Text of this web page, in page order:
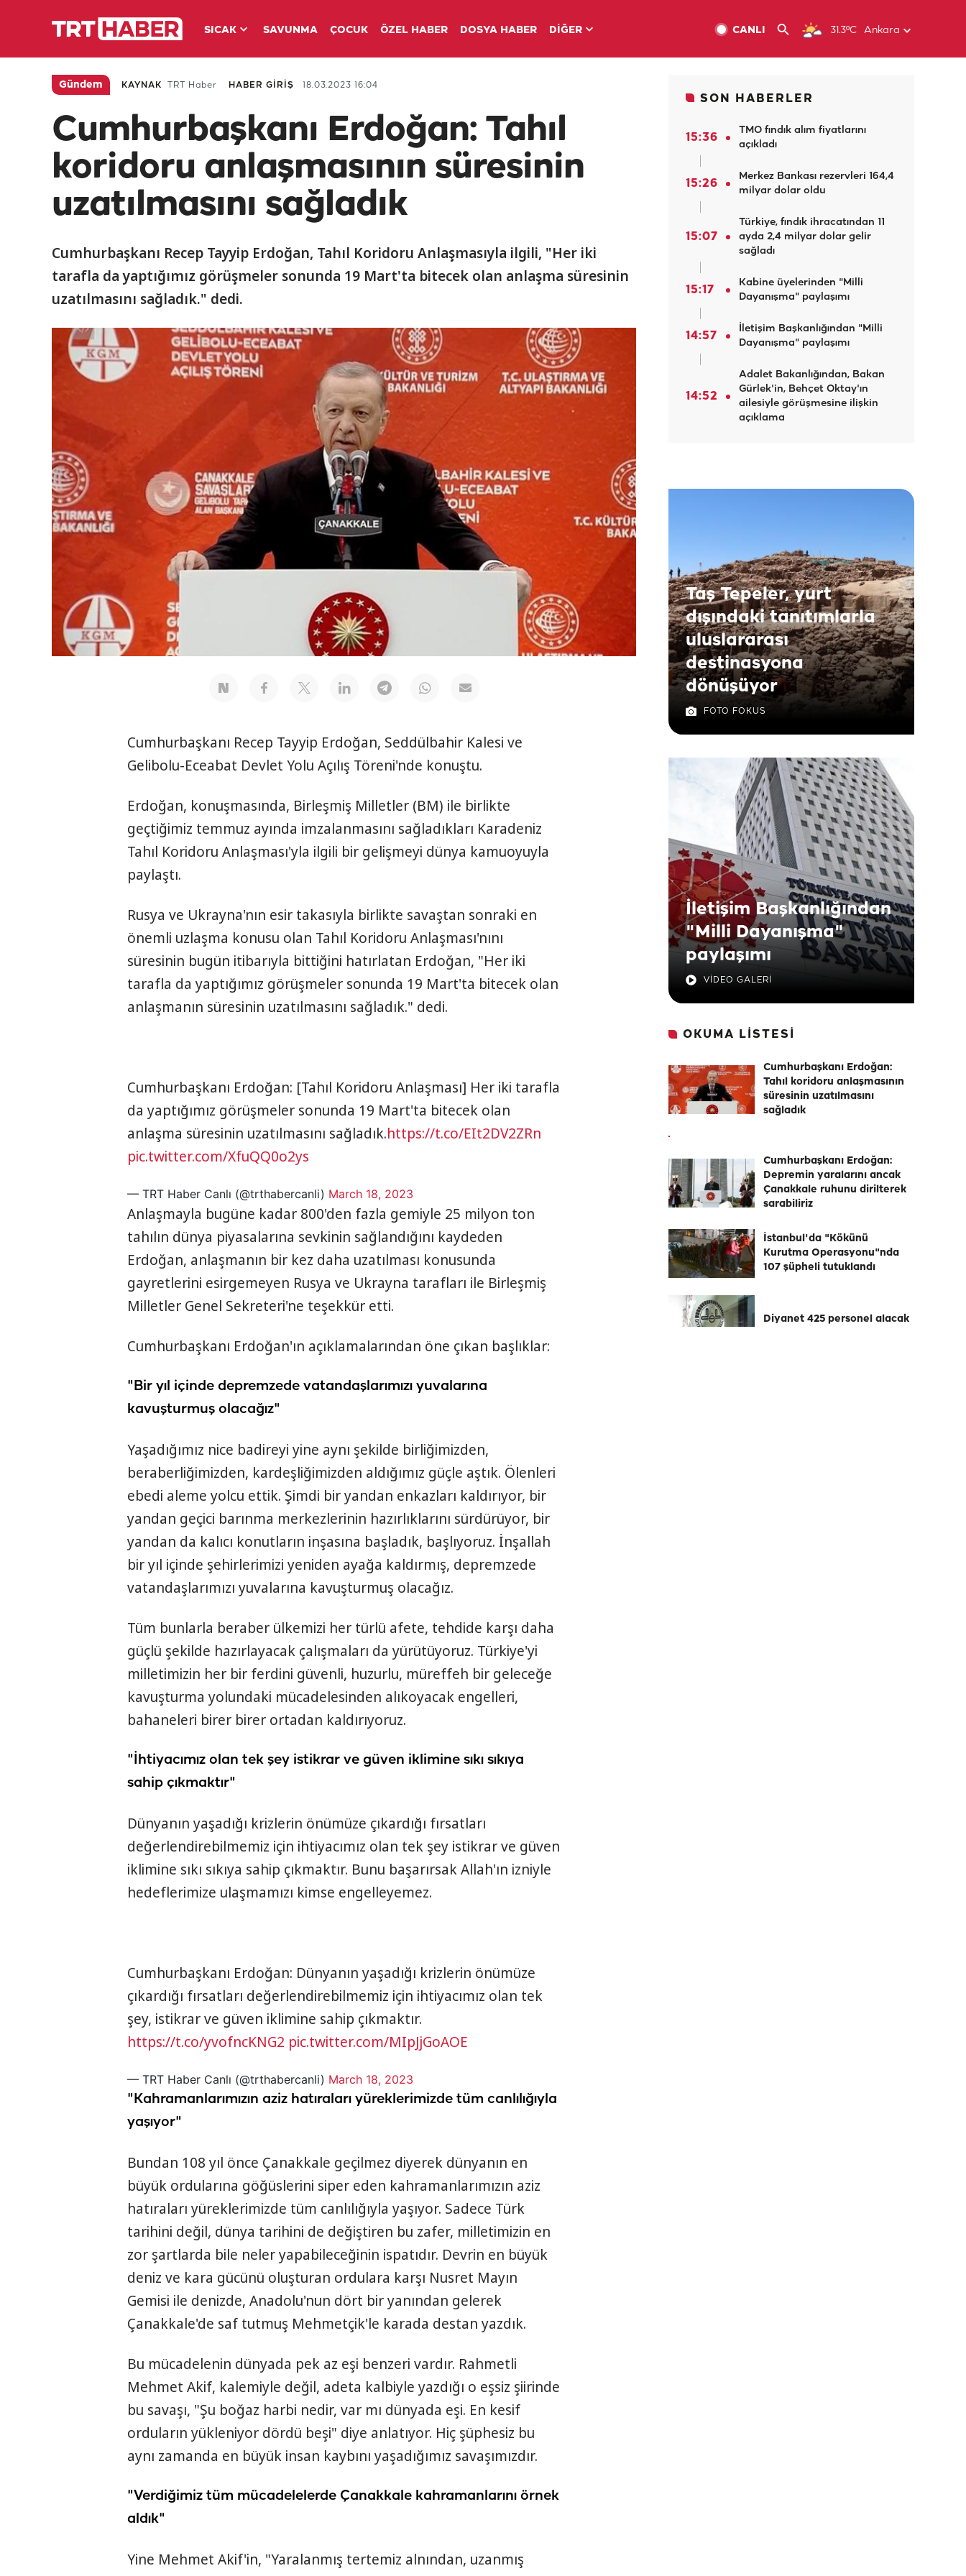
SICAK SAVUNMA ÇOCUK ÖZEL HABER DOSYA HABER DİĞER 31.3ºC Ankara
CANLI
Gündem KAYNAK TRT Haber HABER GİRİŞ 18.03.2023 16:04
Cumhurbaşkanı Erdoğan: Tahıl
koridoru anlaşmasının süresinin
uzatılmasını sağladık
Cumhurbaşkanı Recep Tayyip Erdoğan, Tahıl Koridoru Anlaşmasıyla ilgili, "Her iki
tarafla da yaptığımız görüşmeler sonunda 19 Mart'ta bitecek olan anlaşma süresinin
uzatılmasını sağladık." dedi.
Cumhurbaşkanı Recep Tayyip Erdoğan, Seddülbahir Kalesi ve
Gelibolu-Eceabat Devlet Yolu Açılış Töreni'nde konuştu.
Erdoğan, konuşmasında, Birleşmiş Milletler (BM) ile birlikte
geçtiğimiz temmuz ayında imzalanmasını sağladıkları Karadeniz
Tahıl Koridoru Anlaşması'yla ilgili bir gelişmeyi dünya kamuoyuyla
paylaştı.
Rusya ve Ukrayna'nın esir takasıyla birlikte savaştan sonraki en
önemli uzlaşma konusu olan Tahıl Koridoru Anlaşması'nını
süresinin bugün itibarıyla bittiğini hatırlatan Erdoğan, "Her iki
tarafla da yaptığımız görüşmeler sonunda 19 Mart'ta bitecek olan
anlaşmanın süresinin uzatılmasını sağladık." dedi.
Cumhurbaşkanı Erdoğan: [Tahıl Koridoru Anlaşması] Her iki tarafla
da yaptığımız görüşmeler sonunda 19 Mart'ta bitecek olan
anlaşma süresinin uzatılmasını sağladık.https://t.co/EIt2DV2ZRn
pic.twitter.com/XfuQQ0o2ys
— TRT Haber Canlı (@trthabercanli) March 18, 2023
Anlaşmayla bugüne kadar 800'den fazla gemiyle 25 milyon ton
tahılın dünya piyasalarına sevkinin sağlandığını kaydeden
Erdoğan, anlaşmanın bir kez daha uzatılması konusunda
gayretlerini esirgemeyen Rusya ve Ukrayna tarafları ile Birleşmiş
Milletler Genel Sekreteri'ne teşekkür etti.
Cumhurbaşkanı Erdoğan'ın açıklamalarından öne çıkan başlıklar:
"Bir yıl içinde depremzede vatandaşlarımızı yuvalarına
kavuşturmuş olacağız"
Yaşadığımız nice badireyi yine aynı şekilde birliğimizden,
beraberliğimizden, kardeşliğimizden aldığımız güçle aştık. Ölenleri
ebedi aleme yolcu ettik. Şimdi bir yandan enkazları kaldırıyor, bir
yandan geçici barınma merkezlerinin hazırlıklarını sürdürüyor, bir
yandan da kalıcı konutların inşasına başladık, başlıyoruz. İnşallah
bir yıl içinde şehirlerimizi yeniden ayağa kaldırmış, depremzede
vatandaşlarımızı yuvalarına kavuşturmuş olacağız.
Tüm bunlarla beraber ülkemizi her türlü afete, tehdide karşı daha
güçlü şekilde hazırlayacak çalışmaları da yürütüyoruz. Türkiye'yi
milletimizin her bir ferdini güvenli, huzurlu, müreffeh bir geleceğe
kavuşturma yolundaki mücadelesinden alıkoyacak engelleri,
bahaneleri birer birer ortadan kaldırıyoruz.
"İhtiyacımız olan tek şey istikrar ve güven iklimine sıkı sıkıya
sahip çıkmaktır"
Dünyanın yaşadığı krizlerin önümüze çıkardığı fırsatları
değerlendirebilmemiz için ihtiyacımız olan tek şey istikrar ve güven
iklimine sıkı sıkıya sahip çıkmaktır. Bunu başarırsak Allah'ın izniyle
hedeflerimize ulaşmamızı kimse engelleyemez.
Cumhurbaşkanı Erdoğan: Dünyanın yaşadığı krizlerin önümüze
çıkardığı fırsatları değerlendirebilmemiz için ihtiyacımız olan tek
şey, istikrar ve güven iklimine sahip çıkmaktır.
https://t.co/yvofncKNG2 pic.twitter.com/MIpJjGoAOE
— TRT Haber Canlı (@trthabercanli) March 18, 2023
"Kahramanlarımızın aziz hatıraları yüreklerimizde tüm canlılığıyla
yaşıyor"
Bundan 108 yıl önce Çanakkale geçilmez diyerek dünyanın en
büyük ordularına göğüslerini siper eden kahramanlarımızın aziz
hatıraları yüreklerimizde tüm canlılığıyla yaşıyor. Sadece Türk
tarihini değil, dünya tarihini de değiştiren bu zafer, milletimizin en
zor şartlarda bile neler yapabileceğinin ispatıdır. Devrin en büyük
deniz ve kara gücünü oluşturan ordulara karşı Nusret Mayın
Gemisi ile denizde, Anadolu'nun dört bir yanından gelerek
Çanakkale'de saf tutmuş Mehmetçik'le karada destan yazdık.
Bu mücadelenin dünyada pek az eşi benzeri vardır. Rahmetli
Mehmet Akif, kalemiyle değil, adeta kalbiyle yazdığı o eşsiz şiirinde
bu savaşı, "Şu boğaz harbi nedir, var mı dünyada eşi. En kesif
orduların yükleniyor dördü beşi" diye anlatıyor. Hiç şüphesiz bu
aynı zamanda en büyük insan kaybını yaşadığımız savaşımızdır.
"Verdiğimiz tüm mücadelelerde Çanakkale kahramanlarını örnek
aldık"
Yine Mehmet Akif'in, "Yaralanmış tertemiz alnından, uzanmış
SON HABERLER
15:36
TMO fındık alım fiyatlarını
açıkladı
15:26
Merkez Bankası rezervleri 164,4
milyar dolar oldu
15:07
Türkiye, fındık ihracatından 11
ayda 2,4 milyar dolar gelir
sağladı
15:17
Kabine üyelerinden "Milli
Dayanışma" paylaşımı
14:57
İletişim Başkanlığından "Milli
Dayanışma" paylaşımı
14:52
Adalet Bakanlığından, Bakan
Gürlek'in, Behçet Oktay'ın
ailesiyle görüşmesine ilişkin
açıklama
Taş Tepeler, yurt
dışındaki tanıtımlarla
uluslararası
destinasyona
dönüşüyor
FOTO FOKUS
İletişim Başkanlığından
"Milli Dayanışma"
paylaşımı
VİDEO GALERİ
OKUMA LİSTESİ
Cumhurbaşkanı Erdoğan:
Tahıl koridoru anlaşmasının
süresinin uzatılmasını
sağladık
Cumhurbaşkanı Erdoğan:
Depremin yaralarını ancak
Çanakkale ruhunu dirilterek
sarabiliriz
İstanbul'da "Kökünü
Kurutma Operasyonu"nda
107 şüpheli tutuklandı
Diyanet 425 personel alacak